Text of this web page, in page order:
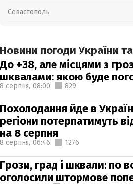
Севастополь
Новини погоди України та
До +38, але місцями з
шквалами: якою буде
8 серпня, 08:00 829
Похолодання йде в
регіони потерпатимуть
на 8 серпня
8 серпня, 06:46 1276
Грози, град і шквали: по
оголосили штормове